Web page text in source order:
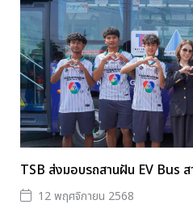
TSB ส่งมอบรถสานฝัน EV Bus
12 พฤศจิกายน 2568